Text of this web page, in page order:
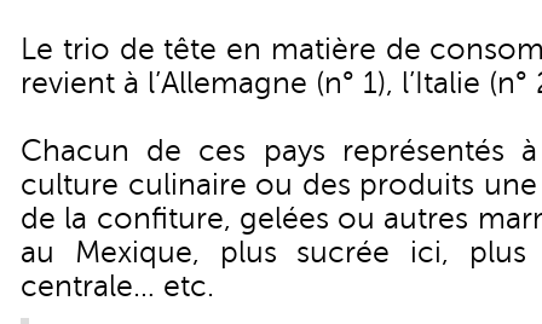
Le trio de tête en matière de
revient à l’Allemagne (n° 1), l’Italie
Chacun de ces pays représentés
culture culinaire ou des produits
de la confiture, gelées ou autres
au Mexique, plus sucrée ici, plus
centrale… etc.